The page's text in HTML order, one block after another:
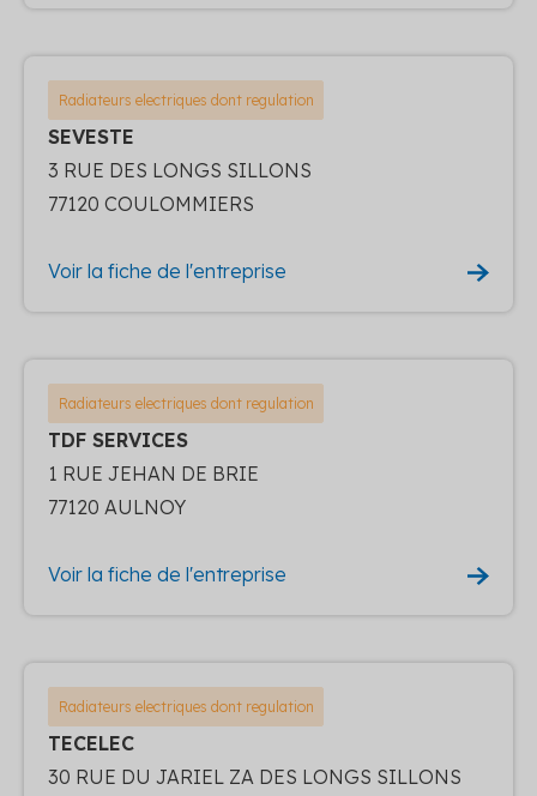
Radiateurs electriques dont regulation
SEVESTE
3 RUE DES LONGS SILLONS
77120 COULOMMIERS
Voir la fiche de l'entreprise
Radiateurs electriques dont regulation
TDF SERVICES
1 RUE JEHAN DE BRIE
77120 AULNOY
Voir la fiche de l'entreprise
Radiateurs electriques dont regulation
TECELEC
30 RUE DU JARIEL ZA DES LONGS SILLONS